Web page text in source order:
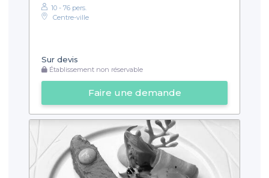
10 - 76 pers.
Centre-ville
Sur devis
Établissement non réservable
Faire une demande